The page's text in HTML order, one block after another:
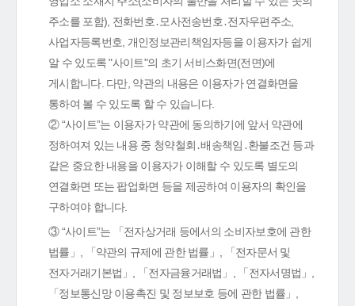
주소를 포함), 전화번호․모사전송번호․전자우편주소,
사업자등록번호, 개인정보관리책임자등을 이용자가 쉽게
알 수 있도록 "사이트"의 초기 서비스화면(전면)에
게시합니다. 다만, 약관의 내용은 이용자가 연결화면을
통하여 볼 수 있도록 할 수 있습니다.
② “사이트”는 이용자가 약관에 동의하기에 앞서 약관에
정하여져 있는 내용 중 청약철회․배송책임․환불조건 등과
같은 중요한 내용을 이용자가 이해할 수 있도록 별도의
연결화면 또는 팝업화면 등을 제공하여 이용자의 확인을
구하여야 합니다.
③ “사이트”는 「전자상거래 등에서의 소비자보호에 관한
법률」, 「약관의 규제에 관한 법률」, 「전자문서 및
전자거래기본법」, 「전자금융거래법」, 「전자서명법」,
「정보통신망 이용촉진 및 정보보호 등에 관한 법률」,